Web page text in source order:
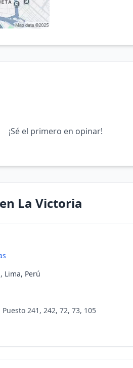
¡Sé el primero en opinar!
La Victoria
Lima, Perú
241, 242, 72, 73, 105